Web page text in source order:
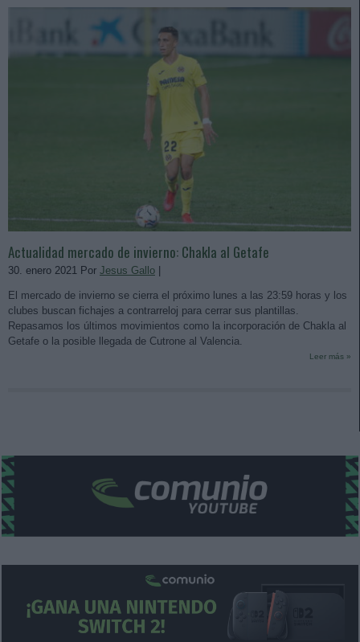
Actualidad mercado de invierno: Chakla al Getafe
30. enero 2021 Por Jesus Gallo
El mercado de invierno se cierra el próximo lunes a las 23:59 horas y los
clubes buscan fichajes a contrarreloj para cerrar sus plantillas.
Repasamos los últimos movimientos como la incorporación de Chakla al
Getafe o la posible llegada de Cutrone al Valencia.
Leer más »